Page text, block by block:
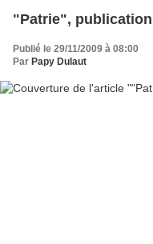
"Patrie",
Publié le 29/11/2009 à 08:00
Par Papy Dulaut